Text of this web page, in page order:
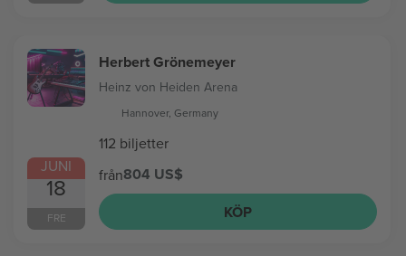
JUNI
18
FRE
Herbert Grönemeyer
Heinz von Heiden Arena
Hannover, Germany
112 biljetter
från804 US$
KÖP